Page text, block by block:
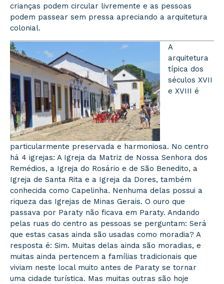
crianças podem circular livremente e as pessoas
podem passear sem pressa apreciando a arquitetura
colonial.
A
arquitetura
típica dos
séculos XVII
e XVIII é
particularmente preservada e harmoniosa. No centro
há 4 igrejas: A Igreja da Matriz de Nossa Senhora dos
Remédios, a Igreja do Rosário e de São Benedito, a
Igreja de Santa Rita e a Igreja da Dores, também
conhecida como Capelinha. Nenhuma delas possui a
riqueza das Igrejas de Minas Gerais. O ouro que
passava por Paraty não ficava em Paraty. Andando
pelas ruas do centro as pessoas se perguntam: Será
que estas casas ainda são usadas como moradia? A
resposta é: Sim. Muitas delas ainda são moradias, e
muitas ainda pertencem a famílias tradicionais que
viviam neste local muito antes de Paraty se tornar
uma cidade turística. Mas muitas outras são hoje